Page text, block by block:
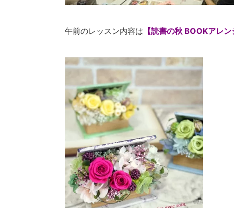
午前のレッスン内容は 【読書の秋 BOOKアレン